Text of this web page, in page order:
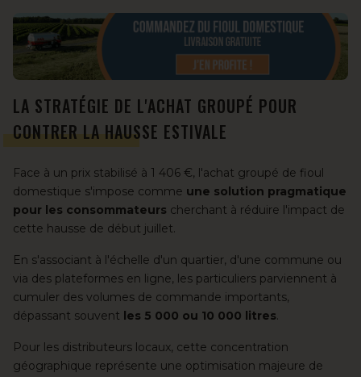
LA STRATÉGIE DE L'ACHAT GROUPÉ POUR
CONTRER LA HAUSSE ESTIVALE
Face à un prix stabilisé à 1 406 €, l'achat groupé de fioul
domestique s'impose comme une solution pragmatique
pour les consommateurs cherchant à réduire l'impact de
cette hausse de début juillet.
En s'associant à l'échelle d'un quartier, d'une commune ou
via des plateformes en ligne, les particuliers parviennent à
cumuler des volumes de commande importants,
dépassant souvent les 5 000 ou 10 000 litres.
Pour les distributeurs locaux, cette concentration
géographique représente une optimisation majeure de